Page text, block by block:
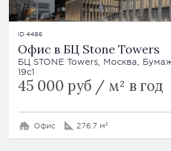
ID 4486
Офис в БЦ Stone Towers
БЦ STONE Towers, Москва,
19с1
45 000 руб / м² в год
Офис 276.7 м²